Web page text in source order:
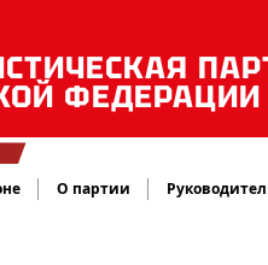
ФЕДЕРАЦИИ
О партии